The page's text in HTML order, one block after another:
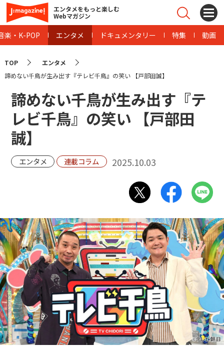
エンタメをもっと楽しむ
Webマガジン
楽・K-POP エンタメ ドキュメンタリー 特集 動画
TOP
エンタメ
諦めない千鳥が生み出す『テレビ千鳥』の笑い 【戸部田誠】
諦めない千鳥が生み出す『テ
レビ千鳥』の笑い 【戸部田
誠】
エンタメ 連載コラム 2025.10.03